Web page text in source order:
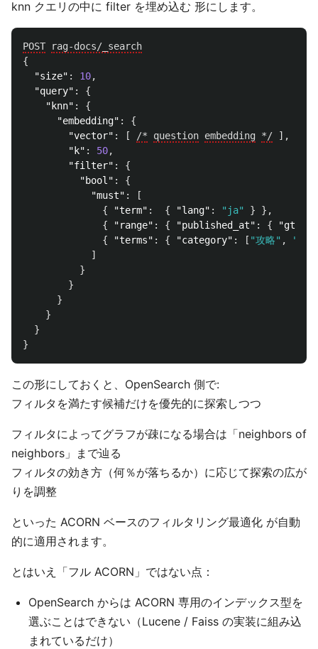
knn クエリの中に filter を埋め込む 形にします。
POST
rag-docs/_search
{
"size" : 10,
"query" :
{
"knn" :
{
"embedding" :
{
"vector" : [ /* question embedding */
],
"k" : 50,
"filter" :
{
"bool" :
{
"must" :
[
{
"term" : { "lang" : "ja" }
},
{
"range" : { "published_at" : { "gte"
{
"terms" : { "category" : [ "攻略" ,
"レ
]
}
}
}
}
}
}
この形にしておくと、OpenSearch 側で:
フィルタを満たす候補だけを優先的に探索しつつ
フィルタによってグラフが疎になる場合は「neighbors of
neighbors」まで辿る
フィルタの効き方（何％が落ちるか）に応じて探索の広が
りを調整
といった ACORN ベースのフィルタリング最適化 が自動
的に適用されます。
とはいえ「フル ACORN」ではない点：
OpenSearch からは ACORN 専用のインデックス型を
選ぶことはできない（Lucene / Faiss の実装に組み込
まれているだけ）